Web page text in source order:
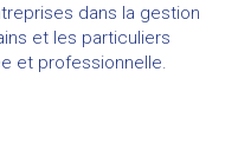
dans la gestion
et les particuliers
et professionnelle.